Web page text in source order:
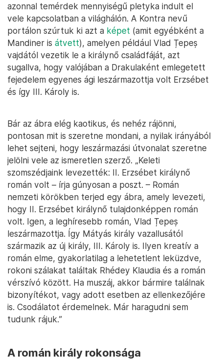
azonnal temérdek mennyiségű pletyka indult el
vele kapcsolatban a világhálón. A Kontra nevű
portálon szúrtuk ki azt a képet (amit egyébként a
Mandiner is átvett), amelyen például Vlad Țepeș
vajdától vezetik le a királynő családfáját, azt
sugallva, hogy valójában a Drakulaként emlegetett
fejedelem egyenes ági leszármazottja volt Erzsébet
és így III. Károly is.
Bár az ábra elég kaotikus, és nehéz rájönni,
pontosan mit is szeretne mondani, a nyilak irányából
lehet sejteni, hogy leszármazási útvonalat szeretne
jelölni vele az ismeretlen szerző. „Keleti
szomszédjaink levezették: II. Erzsébet királynő
román volt – írja gúnyosan a poszt. – Román
nemzeti körökben terjed egy ábra, amely levezeti,
hogy II. Erzsébet királynő tulajdonképpen román
volt. Igen, a leghíresebb román, Vlad Țepeș
leszármazottja. Így Mátyás király vazallusától
származik az új király, III. Károly is. Ilyen kreatív a
román elme, gyakorlatilag a lehetetlent leküzdve,
rokoni szálakat találtak Rhédey Klaudia és a román
vérszívó között. Ha muszáj, akkor bármire találnak
bizonyítékot, vagy adott esetben az ellenkezőjére
is. Csodálatot érdemelnek. Már haragudni sem
tudunk rájuk.”
A román király rokonsága